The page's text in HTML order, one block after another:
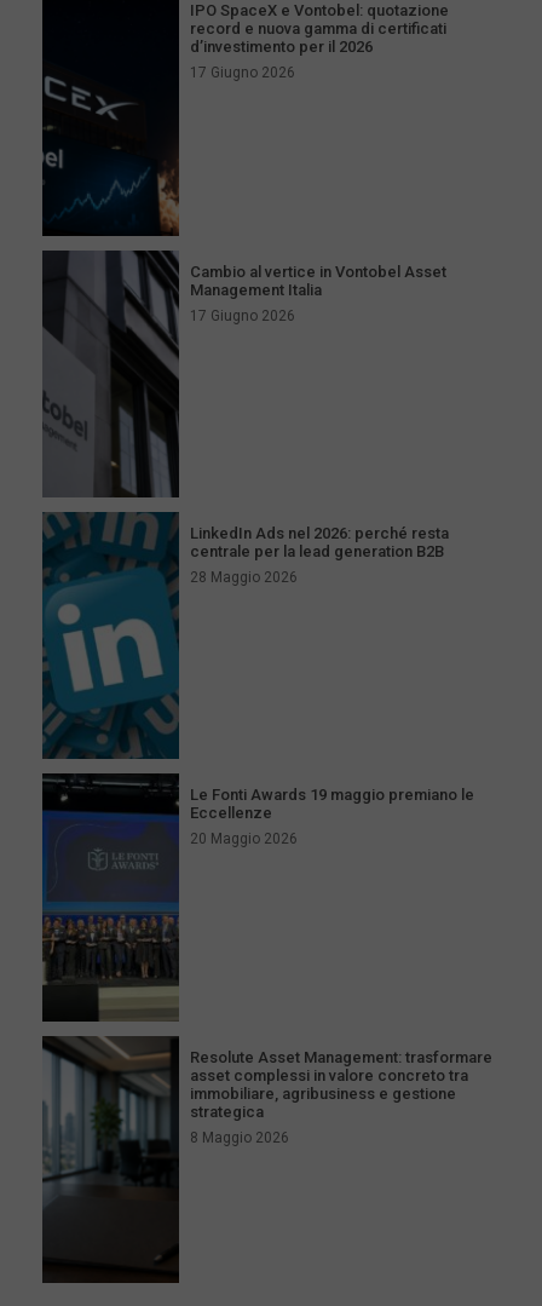
IPO SpaceX e Vontobel: quotazione
record e nuova gamma di certificati
d’investimento per il 2026
17 Giugno 2026
Cambio al vertice in Vontobel Asset
Management Italia
17 Giugno 2026
LinkedIn Ads nel 2026: perché resta
centrale per la lead generation B2B
28 Maggio 2026
Le Fonti Awards 19 maggio premiano le
Eccellenze
20 Maggio 2026
Resolute Asset Management: trasformare
asset complessi in valore concreto tra
immobiliare, agribusiness e gestione
strategica
8 Maggio 2026